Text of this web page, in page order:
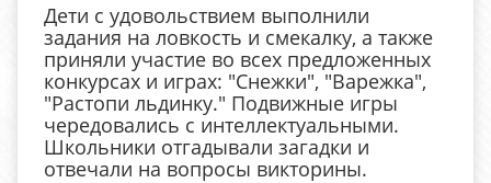
Дети с удовольствием выполнили
задания на ловкость и смекалку, а также
приняли участие во всех предложенных
конкурсах и играх: "Снежки", "Варежка",
"Растопи льдинку." Подвижные игры
чередовались с интеллектуальными.
Школьники отгадывали загадки и
отвечали на вопросы викторины.